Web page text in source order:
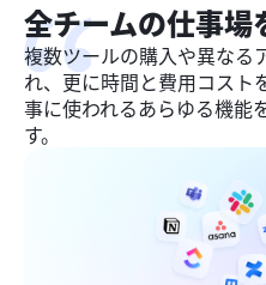
全チームの仕事場
複数ツールの購入や異なる
れ、更に時間と費用コスト
事に使われるあらゆる機能
す。